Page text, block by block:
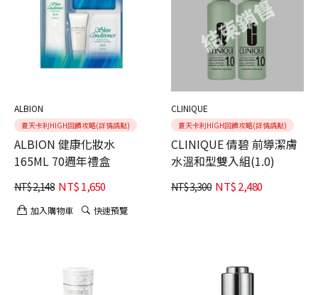
ALBION
夏天卡利HIGH回饋攻略(詳情請點)
ALBION 健康化妝水
165ML 70週年禮盒
NT$2,148 NT$1,650
加入購物車 快速預覽
CLINIQUE
夏天卡利HIGH回饋攻略(詳情請點)
CLINIQUE 倩碧 前導潔膚
水溫和型雙入組(1.0)
NT$3,300 NT$2,480